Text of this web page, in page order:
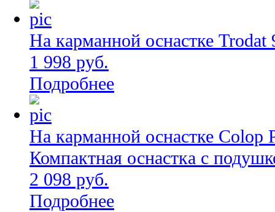
На карманной оснастке Trodat
1 998 руб.
Подробнее
На карманной оснастке Colop
Компактная оснастка с
2 098 руб.
Подробнее